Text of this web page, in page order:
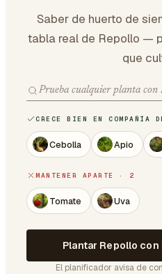
Saber de huerto de
tabla real de Repollo —
que
CRECE BIEN EN COMPAÑÍA
Cebolla Apio
MANTENER APARTE · 2
Tomate Uva
Plantar Repollo
El planificador avisa de